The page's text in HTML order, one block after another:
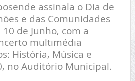
assinala o Dia de
e das Comunidades
de Junho, com a
multimédia
História, Música e
no Auditório Municipal.